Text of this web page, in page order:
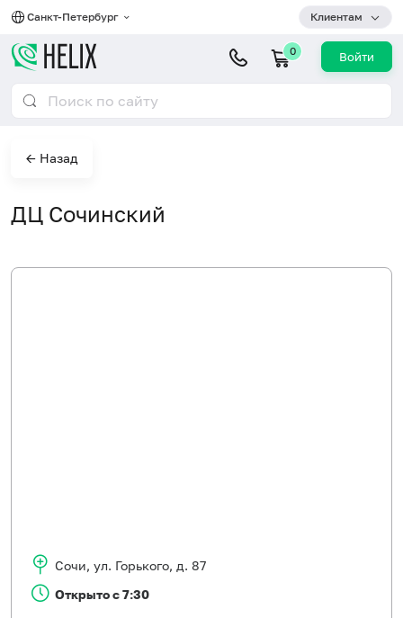
Санкт-Петербург Клиентам
0 Войти
← Назад
ДЦ Сочинский
Сочи, ул. Горького, д. 87
Открыто с 7:30